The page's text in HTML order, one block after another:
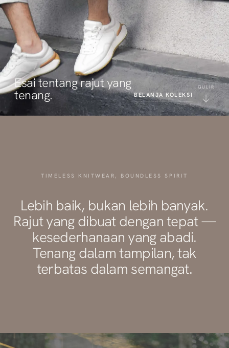
Esai tentang rajut yang
tenang. BELANJA KOLEKSI
GULIR
TIMELESS KNITWEAR, BOUNDLESS SPIRIT
Lebih baik, bukan lebih banyak.
Rajut yang dibuat dengan tepat —
kesederhanaan yang abadi.
Tenang dalam tampilan, tak
terbatas dalam semangat.